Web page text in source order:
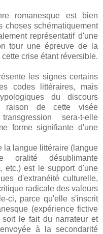
romanesque est bien
choses schématiquement
représentatif d'une
tour une épreuve de la
crise étant réversible.
les signes certains
codes littéraires, mais
du discours
raison de cette visée
sera-t-elle
forme signifiante d'une
la langue littéraire (langue
oralité désublimante
etc.) est le support d'une
d'extranéité culturelle,
radicale des valeurs
ci, parce qu'elle s'inscrit
(expérience fictive
le fait du narrateur et
à la secondarité